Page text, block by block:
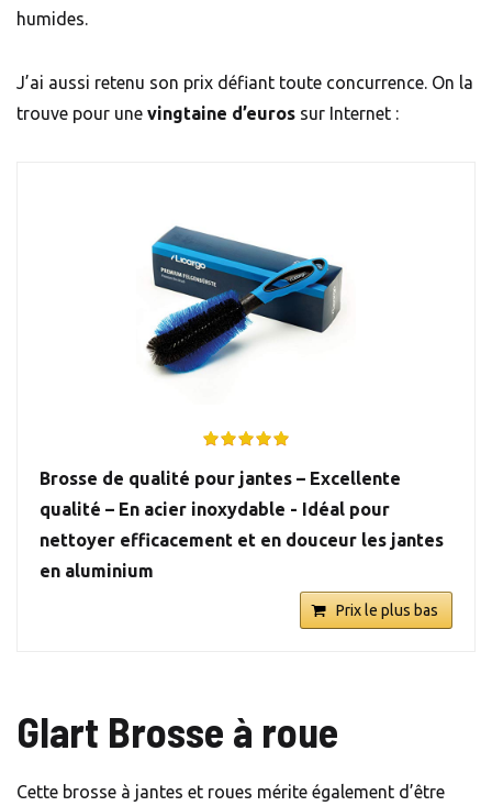
humides.
J’ai aussi retenu son prix défiant toute concurrence. On la
trouve pour une vingtaine d’euros sur Internet :
Brosse de qualité pour jantes – Excellente
qualité – En acier inoxydable - Idéal pour
nettoyer efficacement et en douceur les jantes
en aluminium
Prix le plus bas
Glart Brosse à roue
Cette brosse à jantes et roues mérite également d’être